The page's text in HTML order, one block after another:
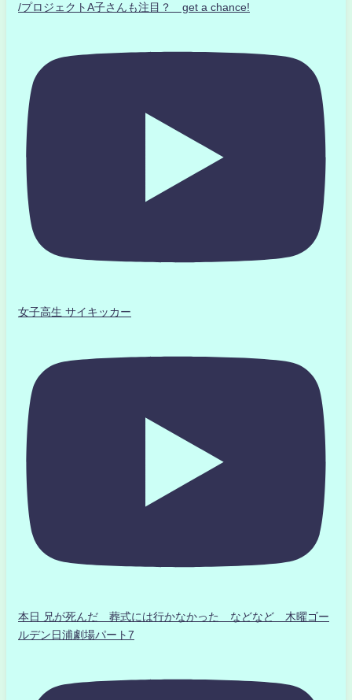
/プロジェクトA子さんも注目？ get a chance!
女子高生 サイキッカー
本日 兄が死んだ 葬式には行かなかった などなど 木曜ゴー
ルデン日浦劇場パート7